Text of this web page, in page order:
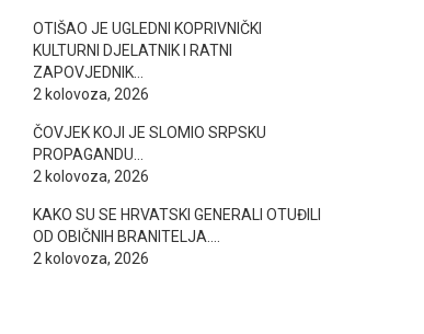
OTIŠAO JE UGLEDNI KOPRIVNIČKI
KULTURNI DJELATNIK I RATNI
ZAPOVJEDNIK…
2 kolovoza, 2026
ČOVJEK KOJI JE SLOMIO SRPSKU
PROPAGANDU…
2 kolovoza, 2026
KAKO SU SE HRVATSKI GENERALI OTUĐILI
OD OBIČNIH BRANITELJA….
2 kolovoza, 2026